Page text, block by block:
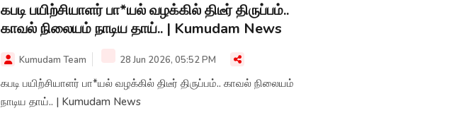
கபடி பயிற்சியாளர் பா*யல் வழக்கில் திடீர் திருப்பம்..
காவல் நிலையம் நாடிய தாய்.. | Kumudam News
Kumudam Team 28 Jun 2026, 05:52 PM
கபடி பயிற்சியாளர் பா*யல் வழக்கில் திடீர் திருப்பம்.. காவல் நிலையம்
நாடிய தாய்.. | Kumudam News